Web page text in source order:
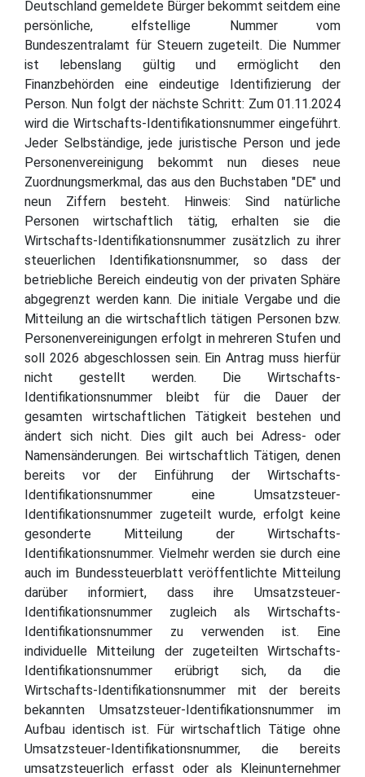
Deutschland gemeldete Bürger bekommt seitdem eine
persönliche, elfstellige Nummer vom
Bundeszentralamt für Steuern zugeteilt. Die Nummer
ist lebenslang gültig und ermöglicht den
Finanzbehörden eine eindeutige Identifizierung der
Person. Nun folgt der nächste Schritt: Zum 01.11.2024
wird die Wirtschafts-Identifikationsnummer eingeführt.
Jeder Selbständige, jede juristische Person und jede
Personenvereinigung bekommt nun dieses neue
Zuordnungsmerkmal, das aus den Buchstaben "DE" und
neun Ziffern besteht. Hinweis: Sind natürliche
Personen wirtschaftlich tätig, erhalten sie die
Wirtschafts-Identifikationsnummer zusätzlich zu ihrer
steuerlichen Identifikationsnummer, so dass der
betriebliche Bereich eindeutig von der privaten Sphäre
abgegrenzt werden kann. Die initiale Vergabe und die
Mitteilung an die wirtschaftlich tätigen Personen bzw.
Personenvereinigungen erfolgt in mehreren Stufen und
soll 2026 abgeschlossen sein. Ein Antrag muss hierfür
nicht gestellt werden. Die Wirtschafts-
Identifikationsnummer bleibt für die Dauer der
gesamten wirtschaftlichen Tätigkeit bestehen und
ändert sich nicht. Dies gilt auch bei Adress- oder
Namensänderungen. Bei wirtschaftlich Tätigen, denen
bereits vor der Einführung der Wirtschafts-
Identifikationsnummer eine Umsatzsteuer-
Identifikationsnummer zugeteilt wurde, erfolgt keine
gesonderte Mitteilung der Wirtschafts-
Identifikationsnummer. Vielmehr werden sie durch eine
auch im Bundessteuerblatt veröffentlichte Mitteilung
darüber informiert, dass ihre Umsatzsteuer-
Identifikationsnummer zugleich als Wirtschafts-
Identifikationsnummer zu verwenden ist. Eine
individuelle Mitteilung der zugeteilten Wirtschafts-
Identifikationsnummer erübrigt sich, da die
Wirtschafts-Identifikationsnummer mit der bereits
bekannten Umsatzsteuer-Identifikationsnummer im
Aufbau identisch ist. Für wirtschaftlich Tätige ohne
Umsatzsteuer-Identifikationsnummer, die bereits
umsatzsteuerlich erfasst oder als Kleinunternehmer